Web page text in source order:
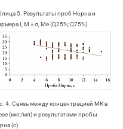
5. Результаты проб Норна и
I, М ± σ, Me (Q25%; Q75%)
4. Связь между концентрацией МК в
(мкг/мл) и результатами пробы
(с)